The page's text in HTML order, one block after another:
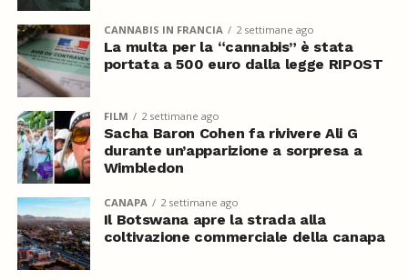
CANNABIS IN FRANCIA 2 settimane ago
La multa per la “cannabis” è stata
portata a 500 euro dalla legge RIPOST
FILM 2 settimane ago
Sacha Baron Cohen fa rivivere Ali G
durante un’apparizione a sorpresa a
Wimbledon
CANAPA 2 settimane ago
Il Botswana apre la strada alla
coltivazione commerciale della canapa